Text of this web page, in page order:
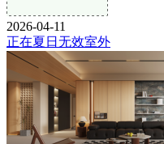
2026-04-11
正在夏日无效室外